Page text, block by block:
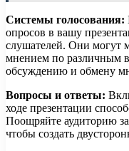
Системы голосования:
опросов в вашу
слушателей. Они могут
мнением по различным
обсуждению и обмену
Вопросы и ответы:
ходе презентации
Поощряйте аудиторию
чтобы создать